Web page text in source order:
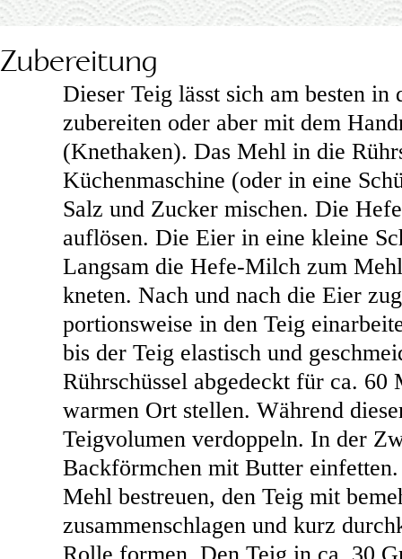
Zubereitung
Dieser Teig lässt sich am besten in
zubereiten oder aber mit dem
(Knethaken). Das Mehl in die
Küchenmaschine (oder in eine
Salz und Zucker mischen. Die
auflösen. Die Eier in eine kleine
Langsam die Hefe-Milch zum
kneten. Nach und nach die Eier
portionsweise in den Teig
bis der Teig elastisch und
Rührschüssel abgedeckt für ca. 60
warmen Ort stellen. Während
Teigvolumen verdoppeln. In der
Backförmchen mit Butter
Mehl bestreuen, den Teig mit
zusammenschlagen und kurz